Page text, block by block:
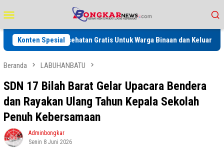
ke
kontenMobile
Konten Spesial
Kesehatan Gratis Untuk Warga Binaan dan Keluarga serta
Beranda LABUHANBATU
SDN 17 Bilah Barat Gelar Upacara Bendera
dan Rayakan Ulang Tahun Kepala Sekolah
Penuh Kebersamaan
Adminbongkar
Senin 8 Juni 2026